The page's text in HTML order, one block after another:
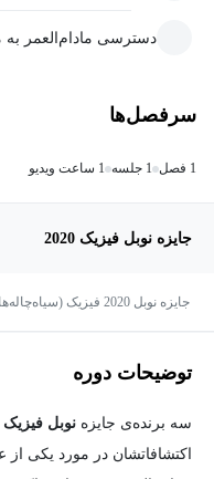
دسترسی مادام‌العمر به
سرفصل‌ها
1 فصل 1 جلسه 1 ساعت ویدیو
جایزه نوبل فیزیک 2020
جایزه نوبل 2020 فیزیک (سیاه‌چاله‌ها)
توضیحات دوره
سه برنده‌ی جایزه نوبل فیزیک ۲۰۲۰
اکتشافاتشان در مورد یکی